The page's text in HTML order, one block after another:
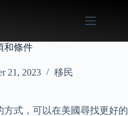
和條件
21, 2023 移民
式，可以在美國尋找更好的